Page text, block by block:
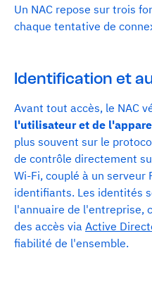
Un NAC repose sur trois
chaque tentative de
Identification et
Avant tout accès, le NAC
l'utilisateur et de
plus souvent sur le
de contrôle directement
Wi-Fi, couplé à un serveur
identifiants. Les identités
l'annuaire de l'entreprise,
des accès via Active
fiabilité de l'ensemble.